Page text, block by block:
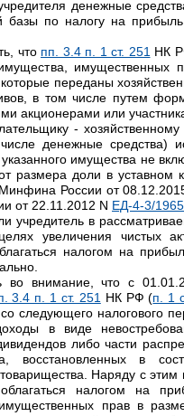
денежные
базы по налогу на
что пп. 3.4 п. 1 ст. 251 НК
имущественных
переданы
в том числе путем
акционерами или
-
денежные средства)
имущества не
размера доли в уставном
Минфина России от
от 22.11.2012 N ЕД-4-3/
учредитель в
увеличения чистых
налогом на
во внимание, что с
3.4 п. 1 ст. 251 НК РФ (п. 1
следующего налогового
в виде
либо части
восстановленных в
Наряду с
налогом на
прав в